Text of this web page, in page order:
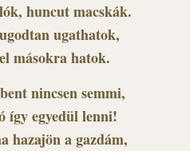
huncut macskák.
ugathatok,
másokra hatok.
nincsen semmi,
így egyedül lenni!
hazajön a gazdám,